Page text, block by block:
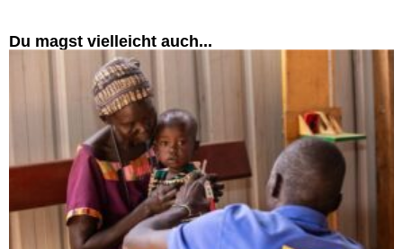
Du magst vielleicht auch...